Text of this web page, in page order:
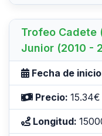
Trofeo Cadete
Junior (2010 -
Fecha de
Precio: 15.34€
Longitud: